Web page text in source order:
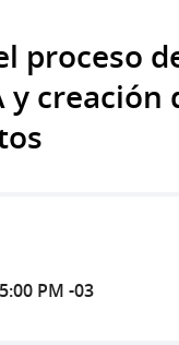
proceso
y creación
PM -03